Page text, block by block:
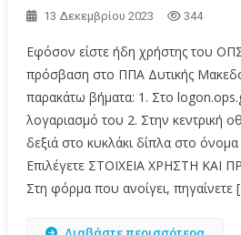
13 Δεκεμβρίου 2023 344
Εφόσον είστε ήδη χρήστης του
πρόσβαση στο ΠΠΑ Δυτικής
παρακάτω βήματα: 1. Στο
λογαριασμό του 2. Στην κεντρική
δεξιά στο κυκλάκι δίπλα στο όνομα
Επιλέγετε ΣΤΟΙΧΕΙΑ ΧΡΗΣΤΗ ΚΑΙ
Στη φόρμα που ανοίγει, πηγαίνετε